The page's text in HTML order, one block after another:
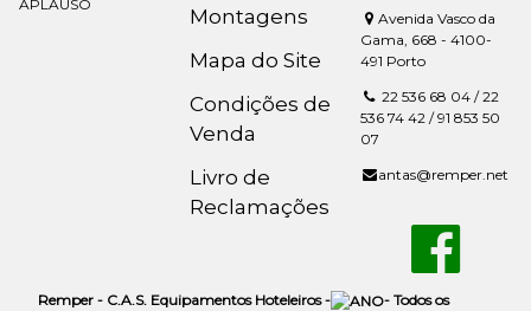
Montagens
Mapa do Site
Condições de
Venda
Livro de
Reclamações
Avenida Vasco da
Gama, 668 - 4100-
491 Porto
22 536 68 04 / 22
536 74 42 / 91 853 50
07
antas@remper.net
Remper - C.A.S. Equipamentos Hoteleiros - - Todos os